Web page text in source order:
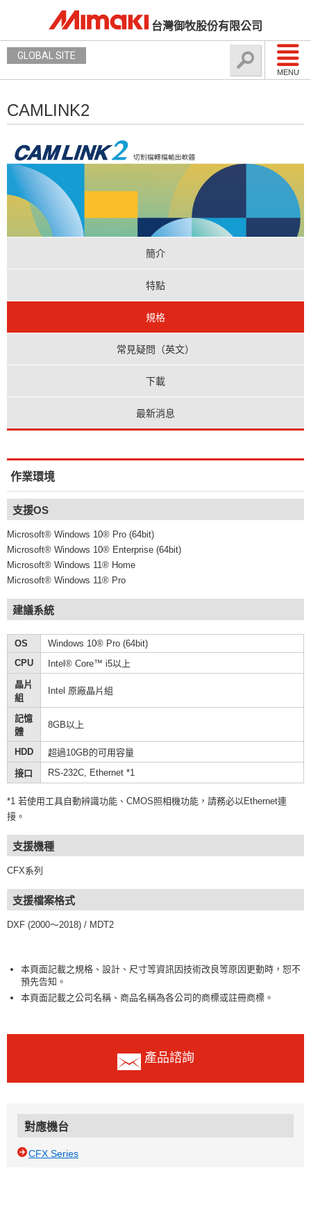
台灣御牧股份有限公司
MENU
GLOBAL SITE
CAMLINK2
簡介
特點
規格
常見疑問（英文）
下載
最新消息
作業環境
支援OS
Microsoft® Windows 10® Pro (64bit)
Microsoft® Windows 10® Enterprise (64bit)
Microsoft® Windows 11® Home
Microsoft® Windows 11® Pro
建議系統
OS
Windows 10® Pro (64bit)
CPU
Intel® Core™ i5以上
晶片
組
Intel 原廠晶片組
記憶
體
8GB以上
HDD
超過10GB的可用容量
接口
RS-232C, Ethernet *1
*1 若使用工具自動辨識功能、CMOS照相機功能，請務必以Ethernet連
接。
支援機種
CFX系列
支援檔案格式
DXF (2000～2018) / MDT2
本頁面記載之規格、設計、尺寸等資訊因技術改良等原因更動時，恕不
預先告知。
本頁面記載之公司名稱、商品名稱為各公司的商標或註冊商標。
產品諮詢
對應機台
CFX Series